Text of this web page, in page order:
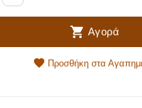
Αγορά
Προσθήκη στα